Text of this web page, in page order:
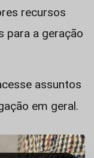
recursos
para a geração
assuntos
em geral.